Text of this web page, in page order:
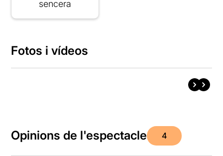
sencera
Fotos i vídeos
Opinions de l'espectacle 4